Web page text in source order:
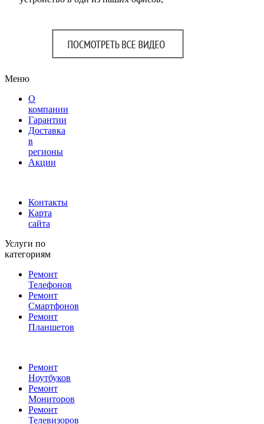
Меню
О
компании
Гарантии
Доставка
в
регионы
Акции
Контакты
Карта
сайта
Услуги по
категориям
Ремонт
Телефонов
Ремонт
Смартфонов
Ремонт
Планшетов
Ремонт
Ноутбуков
Ремонт
Мониторов
Ремонт
Телевизоров